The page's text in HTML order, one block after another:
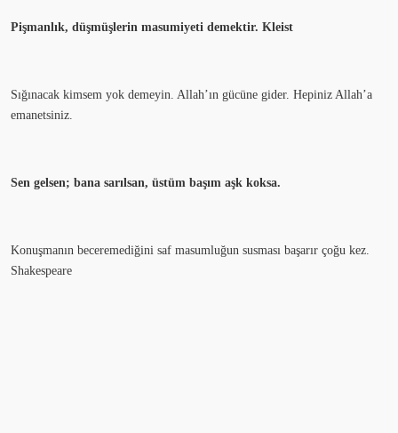
Pişmanlık, düşmüşlerin masumiyeti demektir. Kleist
Sığınacak kimsem yok demeyin. Allah’ın gücüne gider. Hepiniz Allah’a
emanetsiniz.
Sen gelsen; bana sarılsan, üstüm başım aşk koksa.
Konuşmanın beceremediğini saf masumluğun susması başarır çoğu kez.
Shakespeare